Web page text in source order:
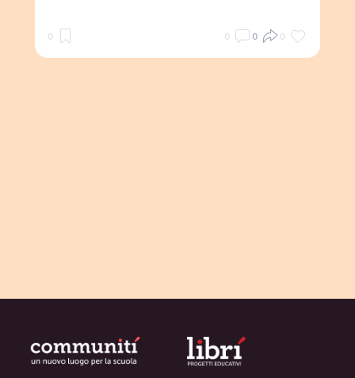
0 0 0 0